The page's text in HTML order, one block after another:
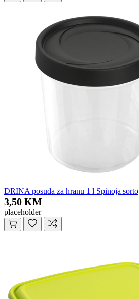
DRINA posuda za hranu 1 l Spinoja sorto
3,50 KM
placeholder